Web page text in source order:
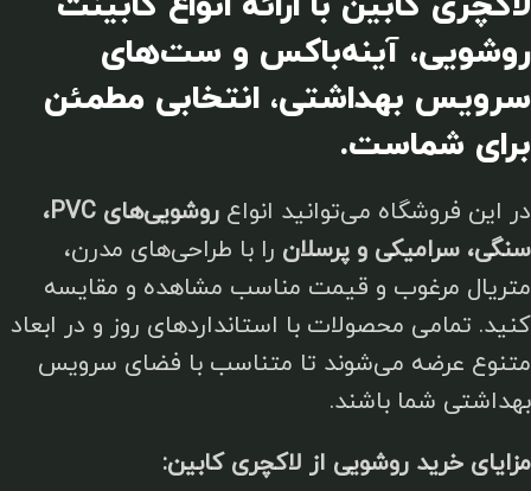
روشویی، آینه‌باکس و ست‌های
سرویس بهداشتی، انتخابی مطمئن
برای شماست.
در این فروشگاه می‌توانید انواع
روشویی‌های PVC،
سنگی، سرامیکی و پرسلان را با طراحی‌های مدرن،
متریال مرغوب و قیمت مناسب مشاهده و مقایسه
کنید. تمامی محصولات با استانداردهای روز و در ابعاد
متنوع عرضه می‌شوند تا متناسب با فضای سرویس
بهداشتی شما باشند.
مزایای خرید روشویی از لاکچری کابین: